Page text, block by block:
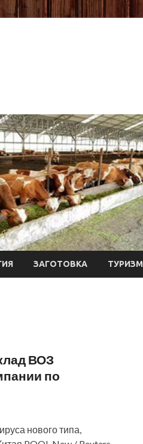
ЗАГОТОВКА ТУРИЗМ
ВОЗ
по
нового типа,